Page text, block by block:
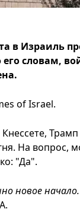
в Израиль
его словам,
of Israel.
На вопрос,
"Да".
новое